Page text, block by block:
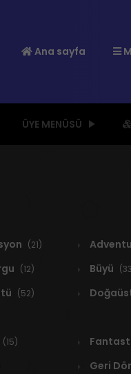
Ana sayfa
ÜYE MENÜSÜ
(21)
(12) Büyü
(52)
(15)
Geri